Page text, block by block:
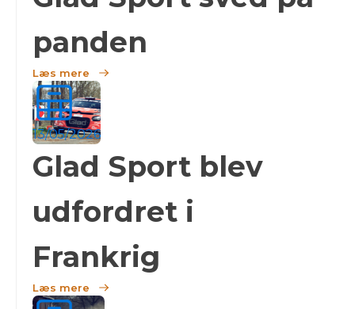
panden
Læs mere
13/05/2026
Glad Sport blev
udfordret i
Frankrig
Læs mere